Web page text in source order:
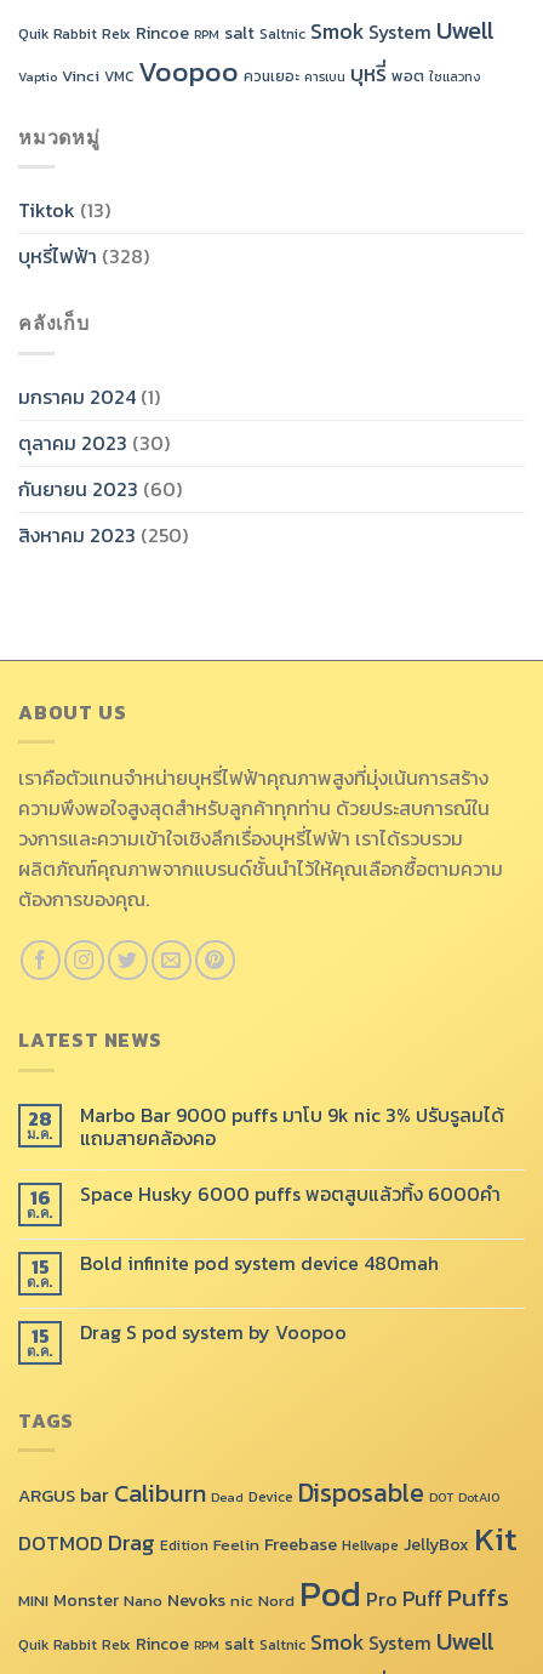
Quik Rabbit Relx Rincoe RPM salt Saltnic Smok System Uwell
Vaptio Vinci VMC Voopoo ควนเยอะ คารเบน บุหรี่ พอต ใชแลวทง
หมวดหมู่
Tiktok (13)
บุหรี่ไฟฟ้า (328)
คลังเก็บ
มกราคม 2024 (1)
ตุลาคม 2023 (30)
กันยายน 2023 (60)
สิงหาคม 2023 (250)
ABOUT US
เราคือตัวแทนจำหน่ายบุหรี่ไฟฟ้าคุณภาพสูงที่มุ่งเน้นการสร้าง
ความพึงพอใจสูงสุดสำหรับลูกค้าทุกท่าน ด้วยประสบการณ์ใน
วงการและความเข้าใจเชิงลึกเรื่องบุหรี่ไฟฟ้า เราได้รวบรวม
ผลิตภัณฑ์คุณภาพจากแบรนด์ชั้นนำไว้ให้คุณเลือกซื้อตามความ
ต้องการของคุณ.
LATEST NEWS
28
ม.ค.
Marbo Bar 9000 puffs มาโบ 9k nic 3% ปรับรูลมได้
แถมสายคล้องคอ
16
ต.ค.
Space Husky 6000 puffs พอตสูบแล้วทิ้ง 6000คำ
15
ต.ค.
Bold infinite pod system device 480mah
15
ต.ค.
Drag​ S pod system by Voopoo​
TAGS
ARGUS bar Caliburn Dead Device Disposable DOT DotAIO
DOTMOD Drag Edition Feelin Freebase Hellvape JellyBox Kit
MINI Monster Nano Nevoks nic Nord Pod Pro PuffPuffs
Quik Rabbit Relx Rincoe RPM salt Saltnic Smok System Uwell